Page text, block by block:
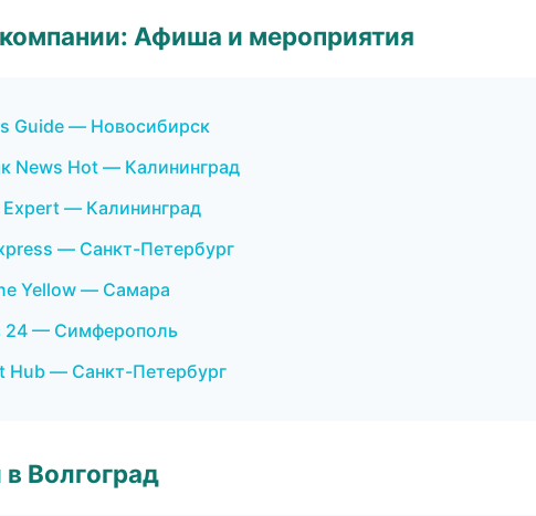
Афиша и мероприятия
Guide — Новосибирск
News Hot — Калининград
Expert — Калининград
— Санкт-Петербург
Yellow — Самара
24 — Симферополь
Hub — Санкт-Петербург
Волгоград